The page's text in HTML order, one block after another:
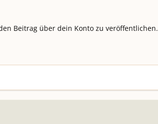
Beitrag über dein Konto zu veröffentlichen.